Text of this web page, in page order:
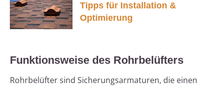
Tipps für Installation &
Optimierung
Funktionsweise des Rohrbelüfters
Rohrbelüfter sind Sicherungsarmaturen, die einen